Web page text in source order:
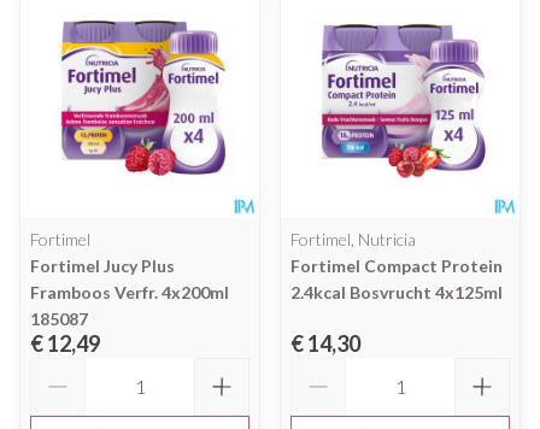
Fortimel
Fortimel Jucy Plus
Framboos Verfr. 4x200ml
185087
€ 12,49
Fortimel, Nutricia
Fortimel Compact Protein
2.4kcal Bosvrucht 4x125ml
€ 14,30